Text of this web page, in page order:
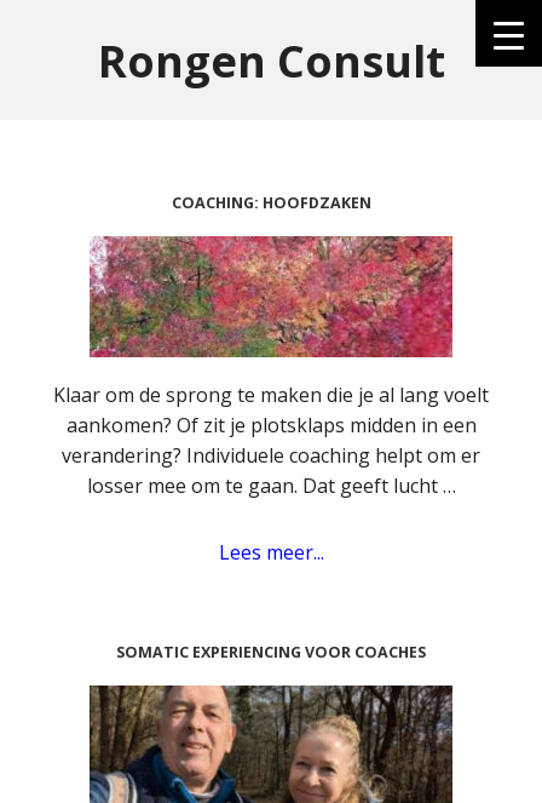
Rongen Consult
COACHING: HOOFDZAKEN
Klaar om de sprong te maken die je al lang voelt
aankomen? Of zit je plotsklaps midden in een
verandering? Individuele coaching helpt om er
losser mee om te gaan. Dat geeft lucht …
Lees meer...
SOMATIC EXPERIENCING VOOR COACHES